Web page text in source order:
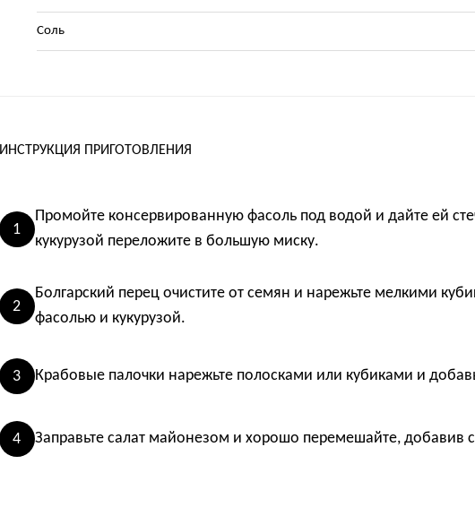
Соль
ИНСТРУКЦИЯ ПРИГОТОВЛЕНИЯ
1
Промойте консервированную фасоль под водой и дайте ей
кукурузой переложите в большую миску.
2
Болгарский перец очистите от семян и нарежьте мелкими
фасолью и кукурузой.
3 Крабовые палочки нарежьте полосками или кубиками и
4 Заправьте салат майонезом и хорошо перемешайте, добавив